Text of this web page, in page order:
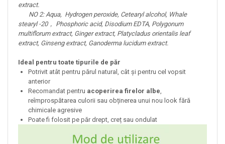
extract.
NO 2: Aqua, Hydrogen peroxide, Cetearyl alcohol, Whale
stearyl -20， Phosphoric acid, Disodium EDTA, Polygonum
multiflorum extract, Ginger extract, Platycladus orientalis leaf
extract, Ginseng extract, Ganoderma lucidum extract.
Ideal pentru toate tipurile de păr
Potrivit atât pentru părul natural, cât și pentru cel vopsit
anterior
Recomandat pentru acoperirea firelor albe,
reîmprospătarea culorii sau obținerea unui nou look fără
chimicale agresive
Poate fi folosit pe păr drept, creț sau ondulat